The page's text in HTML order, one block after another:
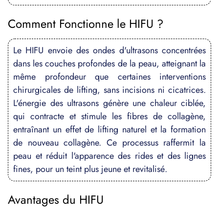
Comment Fonctionne le HIFU ?
Le HIFU envoie des ondes d'ultrasons concentrées
dans les couches profondes de la peau, atteignant la
même profondeur que certaines interventions
chirurgicales de lifting, sans incisions ni cicatrices.
L'énergie des ultrasons génère une chaleur ciblée,
qui contracte et stimule les fibres de collagène,
entraînant un effet de lifting naturel et la formation
de nouveau collagène. Ce processus raffermit la
peau et réduit l'apparence des rides et des lignes
fines, pour un teint plus jeune et revitalisé.
Avantages du HIFU